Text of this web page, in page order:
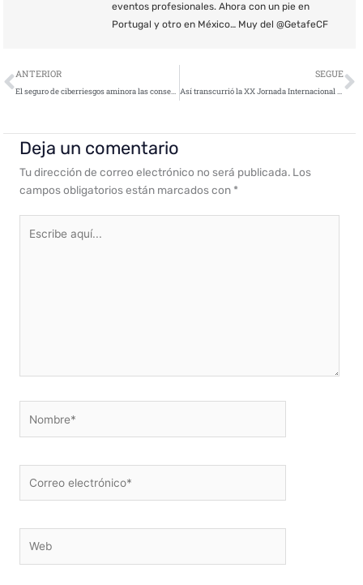
eventos profesionales. Ahora con un pie en
Portugal y otro en México… Muy del @GetafeCF
Ant
ANTERIOR
El seguro de ciberriesgos aminora las consecuencias de un ataque cibernético
SEGUE
Así transcurrió la XX Jornada Internacional de la Seguridad de la Información
Deja un comentario
Tu dirección de correo electrónico no será publicada. Los
campos obligatorios están marcados con *
aquí...
electrónico*